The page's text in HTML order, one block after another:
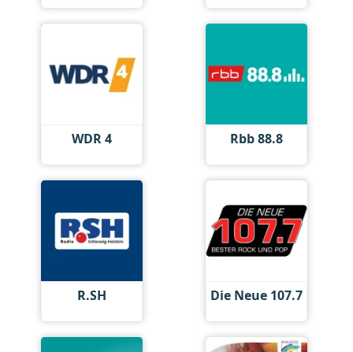
WDR 4 Rbb 88.8
R.SH Die Neue 107.7